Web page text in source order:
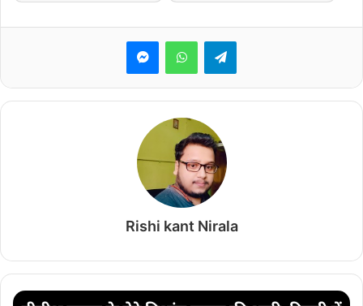
MessengerWhatsAppTelegram
Rishi kant Nirala